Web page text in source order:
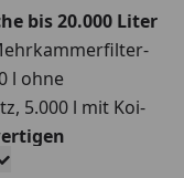
bis 20.000 Liter
l ohne
5.000 l mit Koi-
(4.900 l/h, 40